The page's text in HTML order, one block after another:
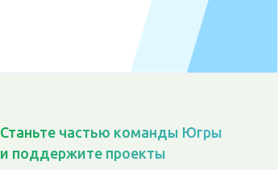
Станьте частью команды Югры
и поддержите проекты